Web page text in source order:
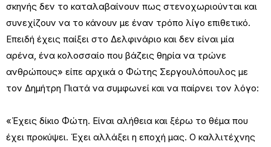
σκηνής δεν το καταλαβαίνουν πως στενοχωριούνται και
συνεχίζουν να το κάνουν με έναν τρόπο λίγο επιθετικό.
Επειδή έχεις παίξει στο Δελφινάριο και δεν είναι μία
αρένα, ένα κολοσσαίο που βάζεις θηρία να τρώνε
ανθρώπους» είπε αρχικά ο Φώτης Σεργουλόπουλος με
τον Δημήτρη Πιατά να συμφωνεί και να παίρνει τον λόγο:
«Έχεις δίκιο Φώτη. Είναι αλήθεια και ξέρω το θέμα που
έχει προκύψει. Έχει αλλάξει η εποχή μας. Ο καλλιτέχνης